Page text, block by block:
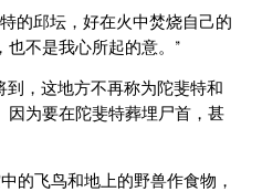
的邱坛，好在火中焚烧自己的
也不是我心所起的意。”
到，这地方不再称为陀斐特和
因为要在陀斐特葬埋尸首，甚
的飞鸟和地上的野兽作食物，